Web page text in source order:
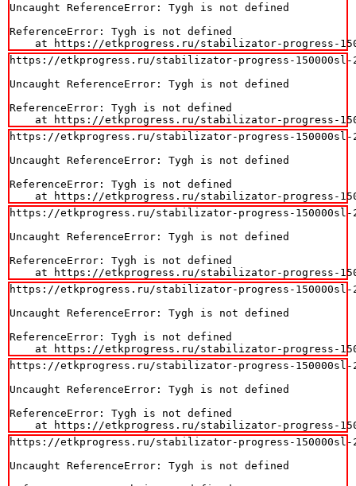
Uncaught ReferenceError: Tygh is not defined
ReferenceError: Tygh is not defined
at https://etkprogress.ru/stabilizator-progress-
https://etkprogress.ru/stabilizator-progress-150000sl-
Uncaught ReferenceError: Tygh is not defined
ReferenceError: Tygh is not defined
at https://etkprogress.ru/stabilizator-progress-
https://etkprogress.ru/stabilizator-progress-150000sl-
Uncaught ReferenceError: Tygh is not defined
ReferenceError: Tygh is not defined
at https://etkprogress.ru/stabilizator-progress-
https://etkprogress.ru/stabilizator-progress-150000sl-
Uncaught ReferenceError: Tygh is not defined
ReferenceError: Tygh is not defined
at https://etkprogress.ru/stabilizator-progress-
https://etkprogress.ru/stabilizator-progress-150000sl-
Uncaught ReferenceError: Tygh is not defined
ReferenceError: Tygh is not defined
at https://etkprogress.ru/stabilizator-progress-
https://etkprogress.ru/stabilizator-progress-150000sl-
Uncaught ReferenceError: Tygh is not defined
ReferenceError: Tygh is not defined
at https://etkprogress.ru/stabilizator-progress-
https://etkprogress.ru/stabilizator-progress-150000sl-
Uncaught ReferenceError: Tygh is not defined